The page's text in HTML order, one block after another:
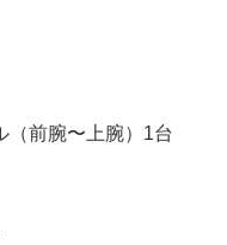
（前腕〜上腕）1台